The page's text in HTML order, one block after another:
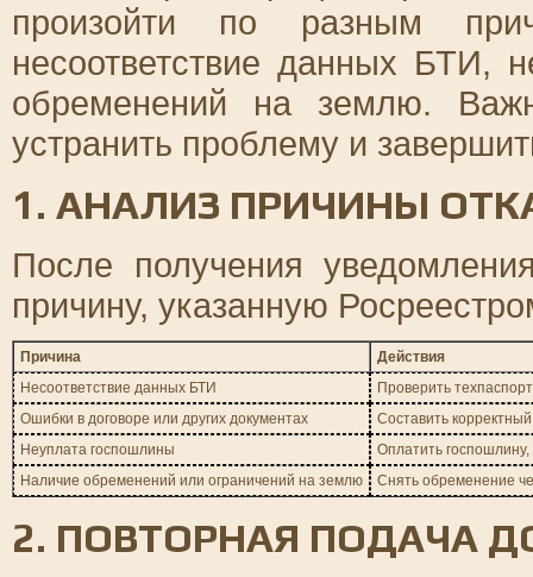
произойти по разным
несоответствие данных БТИ,
обременений на землю.
устранить проблему и
1. АНАЛИЗ ПРИЧИНЫ
После получения
причину, указанную
Причина
Действия
Несоответствие данных БТИ
Проверить
Ошибки в договоре или других документах
Составить
Неуплата госпошлины
Оплатить
Наличие обременений или ограничений на землю
Снять обременение
2. ПОВТОРНАЯ ПОДАЧА